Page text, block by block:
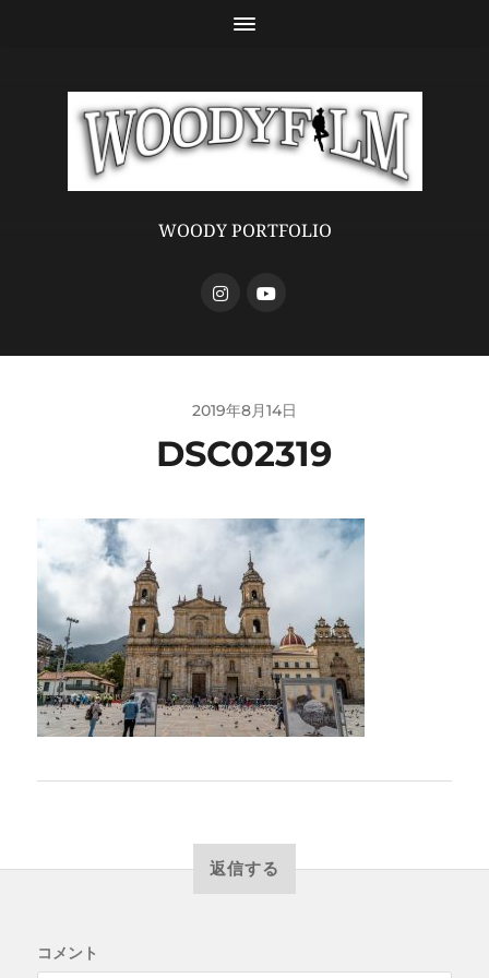
WOODY PORTFOLIO
2019年8月14日
DSC02319
返信する
コメント